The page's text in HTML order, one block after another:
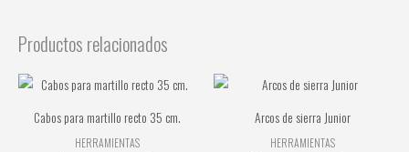
Productos relacionados
Cabos para martillo recto 35 cm.
HERRAMIENTAS
Arcos de sierra Junior
HERRAMIENTAS